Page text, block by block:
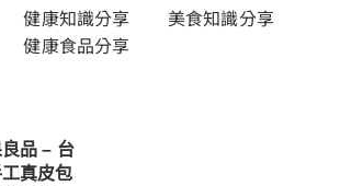
健康知識分享
美食知識分享
健康食品分享
品 – 台
真皮包